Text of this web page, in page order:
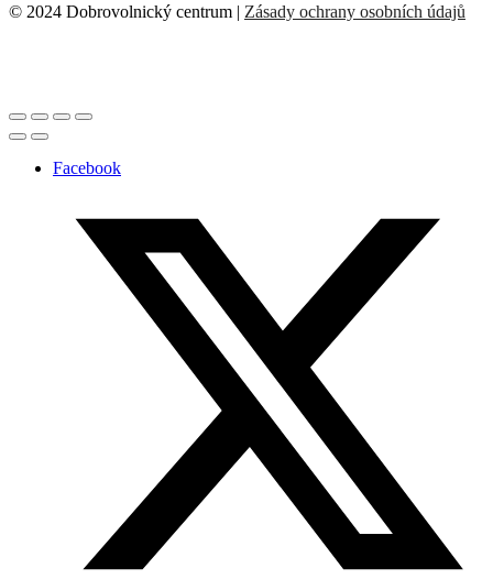
© 2024 Dobrovolnický centrum | Zásady ochrany osobních údajů
Facebook